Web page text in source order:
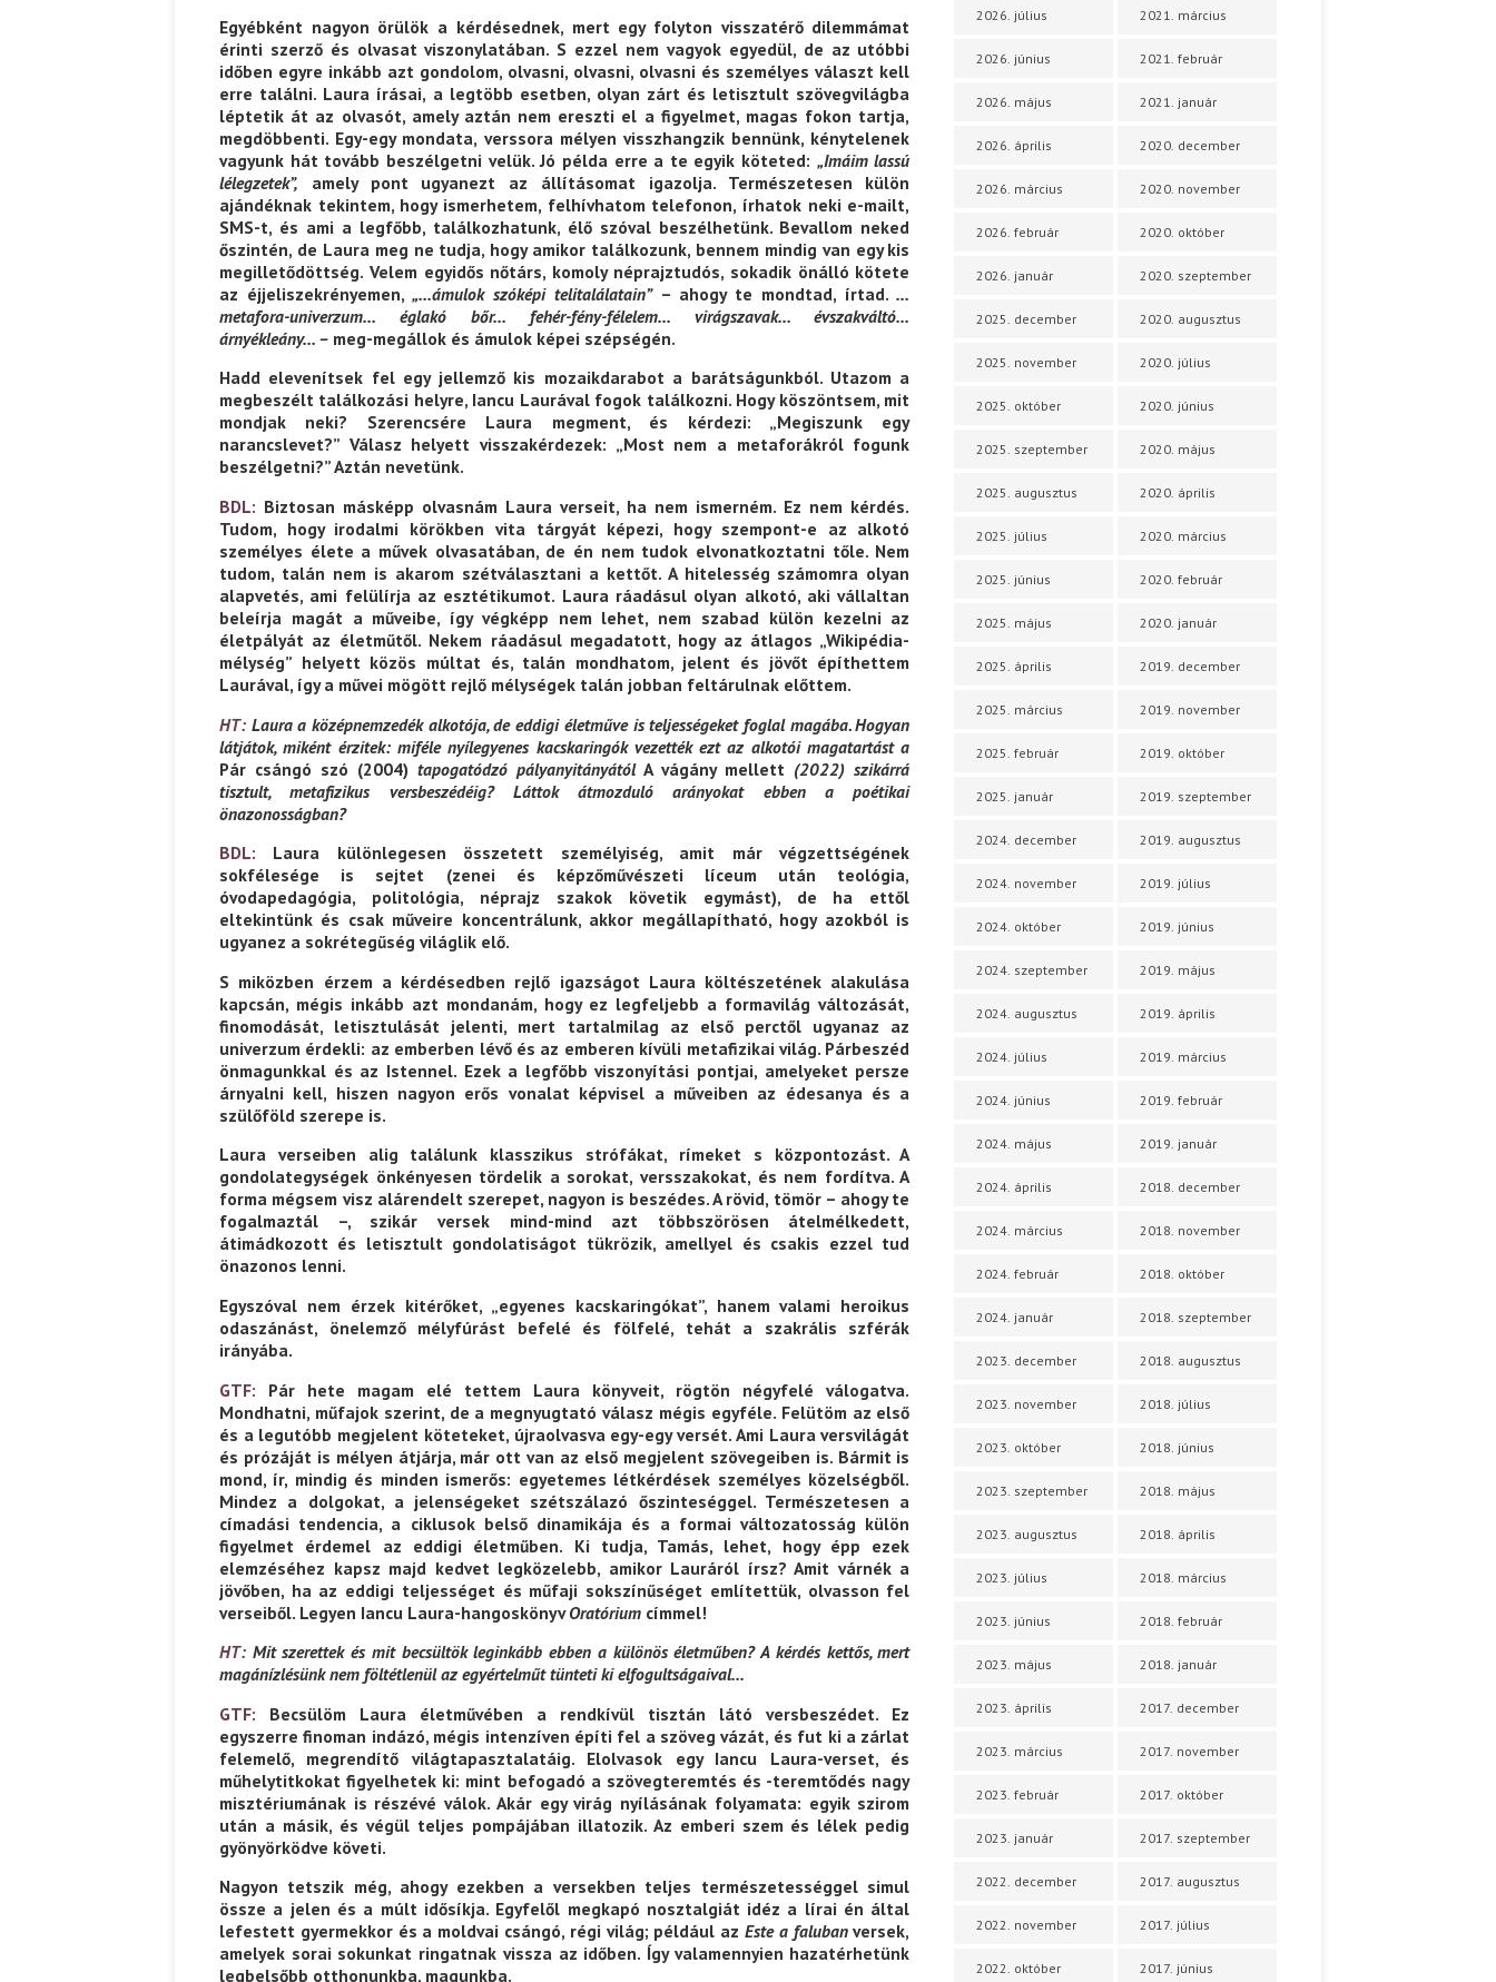
Egyébként nagyon örülök a kérdésednek, mert egy folyton visszatérő dilemmámat
érinti szerző és olvasat viszonylatában. S ezzel nem vagyok egyedül, de az utóbbi
időben egyre inkább azt gondolom, olvasni, olvasni, olvasni és személyes választ kell
erre találni. Laura írásai, a legtöbb esetben, olyan zárt és letisztult szövegvilágba
léptetik át az olvasót, amely aztán nem ereszti el a figyelmet, magas fokon tartja,
megdöbbenti. Egy-egy mondata, verssora mélyen visszhangzik bennünk, kénytelenek
vagyunk hát tovább beszélgetni velük. Jó példa erre a te egyik köteted: „Imáim lassú
lélegzetek”, amely pont ugyanezt az állításomat igazolja. Természetesen külön
ajándéknak tekintem, hogy ismerhetem, felhívhatom telefonon, írhatok neki e-mailt,
SMS-t, és ami a legfőbb, találkozhatunk, élő szóval beszélhetünk. Bevallom neked
őszintén, de Laura meg ne tudja, hogy amikor találkozunk, bennem mindig van egy kis
megilletődöttség. Velem egyidős nőtárs, komoly néprajztudós, sokadik önálló kötete
az éjjeliszekrényemen,„…ámulok szóképi telitalálatain”– ahogy te mondtad, írtad.…
metafora-univerzum… églakó bőr… fehér-fény-félelem… virágszavak… évszakváltó…
árnyékleány… – meg-megállok és ámulok képei szépségén.
Hadd elevenítsek fel egy jellemző kis mozaikdarabot a barátságunkból. Utazom a
megbeszélt találkozási helyre, Iancu Laurával fogok találkozni. Hogy köszöntsem, mit
mondjak neki? Szerencsére Laura megment, és kérdezi: „Megiszunk egy
narancslevet?” Válasz helyett visszakérdezek: „Most nem a metaforákról fogunk
beszélgetni?” Aztán nevetünk.
BDL: Biztosan másképp olvasnám Laura verseit, ha nem ismerném. Ez nem kérdés.
Tudom, hogy irodalmi körökben vita tárgyát képezi, hogy szempont-e az alkotó
személyes élete a művek olvasatában, de én nem tudok elvonatkoztatni tőle. Nem
tudom, talán nem is akarom szétválasztani a kettőt. A hitelesség számomra olyan
alapvetés, ami felülírja az esztétikumot. Laura ráadásul olyan alkotó, aki vállaltan
beleírja magát a műveibe, így végképp nem lehet, nem szabad külön kezelni az
életpályát az életműtől. Nekem ráadásul megadatott, hogy az átlagos „Wikipédia-
mélység” helyett közös múltat és, talán mondhatom, jelent és jövőt építhettem
Laurával, így a művei mögött rejlő mélységek talán jobban feltárulnak előttem.
HT: Laura a középnemzedék alkotója, de eddigi életműve is teljességeket foglal magába. Hogyan
látjátok, miként érzitek: miféle nyílegyenes kacskaringók vezették ezt az alkotói magatartást a
Pár csángó szó (2004)tapogatódzó pályanyitányátólA vágány mellett (2022) szikárrá
tisztult, metafizikus versbeszédéig? Láttok átmozduló arányokat ebben a poétikai
önazonosságban?
BDL: Laura különlegesen összetett személyiség, amit már végzettségének
sokfélesége is sejtet (zenei és képzőművészeti líceum után teológia,
óvodapedagógia, politológia, néprajz szakok követik egymást), de ha ettől
eltekintünk és csak műveire koncentrálunk, akkor megállapítható, hogy azokból is
ugyanez a sokrétegűség világlik elő.
S miközben érzem a kérdésedben rejlő igazságot Laura költészetének alakulása
kapcsán, mégis inkább azt mondanám, hogy ez legfeljebb a formavilág változását,
finomodását, letisztulását jelenti, mert tartalmilag az első perctől ugyanaz az
univerzum érdekli: az emberben lévő és az emberen kívüli metafizikai világ. Párbeszéd
önmagunkkal és az Istennel. Ezek a legfőbb viszonyítási pontjai, amelyeket persze
árnyalni kell, hiszen nagyon erős vonalat képvisel a műveiben az édesanya és a
szülőföld szerepe is.
Laura verseiben alig találunk klasszikus strófákat, rímeket s központozást. A
gondolategységek önkényesen tördelik a sorokat, versszakokat, és nem fordítva. A
forma mégsem visz alárendelt szerepet, nagyon is beszédes. A rövid, tömör – ahogy te
fogalmaztál –, szikár versek mind-mind azt többszörösen átelmélkedett,
átimádkozott és letisztult gondolatiságot tükrözik, amellyel és csakis ezzel tud
önazonos lenni.
Egyszóval nem érzek kitérőket, „egyenes kacskaringókat”, hanem valami heroikus
odaszánást, önelemző mélyfúrást befelé és fölfelé, tehát a szakrális szférák
irányába.
GTF: Pár hete magam elé tettem Laura könyveit, rögtön négyfelé válogatva.
Mondhatni, műfajok szerint, de a megnyugtató válasz mégis egyféle. Felütöm az első
és a legutóbb megjelent köteteket, újraolvasva egy-egy versét. Ami Laura versvilágát
és prózáját is mélyen átjárja, már ott van az első megjelent szövegeiben is. Bármit is
mond, ír, mindig és minden ismerős: egyetemes létkérdések személyes közelségből.
Mindez a dolgokat, a jelenségeket szétszálazó őszinteséggel. Természetesen a
címadási tendencia, a ciklusok belső dinamikája és a formai változatosság külön
figyelmet érdemel az eddigi életműben. Ki tudja, Tamás, lehet, hogy épp ezek
elemzéséhez kapsz majd kedvet legközelebb, amikor Lauráról írsz? Amit várnék a
jövőben, ha az eddigi teljességet és műfaji sokszínűséget említettük, olvasson fel
verseiből. Legyen Iancu Laura-hangoskönyvOratórium címmel!
HT: Mit szerettek és mit becsültök leginkább ebben a különös életműben? A kérdés kettős, mert
magánízlésünk nem föltétlenül az egyértelműt tünteti ki elfogultságaival…
GTF: Becsülöm Laura életművében a rendkívül tisztán látó versbeszédet. Ez
egyszerre finoman indázó, mégis intenzíven építi fel a szöveg vázát, és fut ki a zárlat
felemelő, megrendítő világtapasztalatáig. Elolvasok egy Iancu Laura-verset, és
műhelytitkokat figyelhetek ki: mint befogadó a szövegteremtés és -teremtődés nagy
misztériumának is részévé válok. Akár egy virág nyílásának folyamata: egyik szirom
után a másik, és végül teljes pompájában illatozik. Az emberi szem és lélek pedig
gyönyörködve követi.
Nagyon tetszik még, ahogy ezekben a versekben teljes természetességgel simul
össze a jelen és a múlt idősíkja. Egyfelől megkapó nosztalgiát idéz a lírai én által
lefestett gyermekkor és a moldvai csángó, régi világ; például az Este a falubanversek,
amelyek sorai sokunkat ringatnak vissza az időben. Így valamennyien hazatérhetünk
legbelsőbb otthonunkba, magunkba.
2026. július
2026. június
2026. május
2026. április
2026. március
2026. február
2026. január
2025. december
2025. november
2025. október
2025. szeptember
2025. augusztus
2025. július
2025. június
2025. május
2025. április
2025. március
2025. február
2025. január
2024. december
2024. november
2024. október
2024. szeptember
2024. augusztus
2024. július
2024. június
2024. május
2024. április
2024. március
2024. február
2024. január
2023. december
2023. november
2023. október
2023. szeptember
2023. augusztus
2023. július
2023. június
2023. május
2023. április
2023. március
2023. február
2023. január
2022. december
2022. november
2022. október
2021. március
2021. február
2021. január
2020. december
2020. november
2020. október
2020. szeptember
2020. augusztus
2020. július
2020. június
2020. május
2020. április
2020. március
2020. február
2020. január
2019. december
2019. november
2019. október
2019. szeptember
2019. augusztus
2019. július
2019. június
2019. május
2019. április
2019. március
2019. február
2019. január
2018. december
2018. november
2018. október
2018. szeptember
2018. augusztus
2018. július
2018. június
2018. május
2018. április
2018. március
2018. február
2018. január
2017. december
2017. november
2017. október
2017. szeptember
2017. augusztus
2017. július
2017. június